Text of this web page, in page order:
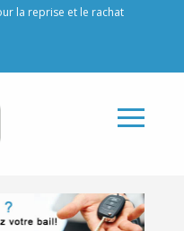
la reprise et le rachat